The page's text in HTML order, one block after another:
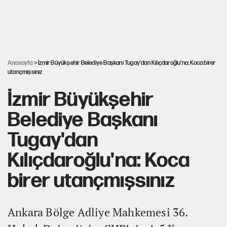
Anasayfa > İzmir Büyükşehir Belediye Başkanı Tugay'dan Kılıçdaroğlu'na: Koca birer
utançmışsınız
İzmir Büyükşehir
Belediye Başkanı
Tugay'dan
Kılıçdaroğlu'na: Koca
birer utançmışsınız
Ankara Bölge Adliye Mahkemesi 36.